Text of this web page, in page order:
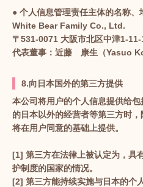
● 个人信息管理责任主体的名称、
White Bear Family Co., Ltd.
〒531-0071 大阪市北区中津1-
代表董事：近藤 康生（Yasuo
8.向日本国外的第三方提供
本公司将用户的个人信息提供给
的日本以外的经营者等第三方时
将在用户同意的基础上提供。
[1] 第三方在法律上被认定为，具
护制度的国家的情况。
[2] 第三方能持续实施与日本的个